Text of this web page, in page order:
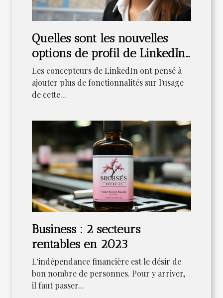
Quelles sont les nouvelles
options de profil de LinkedIn
?
Les concepteurs de LinkedIn ont pensé à
ajouter plus de fonctionnalités sur l'usage
de cette...
Business : 2 secteurs
rentables en 2023
L'indépendance financière est le désir de
bon nombre de personnes. Pour y arriver,
il faut passer...